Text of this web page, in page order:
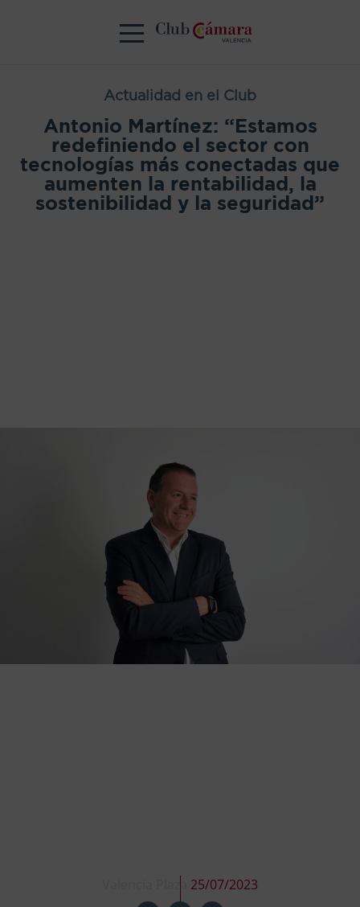
Actualidad en el Club
Antonio Martínez: “Estamos
redefiniendo el sector con
tecnologías más conectadas que
aumenten la rentabilidad, la
sostenibilidad y la seguridad”
25/07/2023